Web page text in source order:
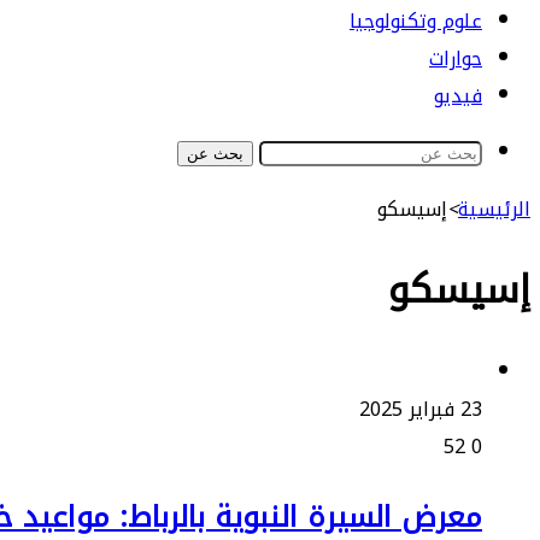
علوم وتكنولوجيا
حوارات
فيديو
بحث عن
الرئيسية>إسيسكو
إسيسكو
23 فبراير 2025
0
معرض السيرة النبوية بالرباط: